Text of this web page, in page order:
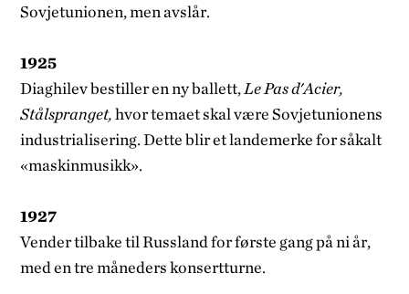
Sovjetunionen, men avslår.
1925
Diaghilev bestiller en ny ballett, Le Pas d'Acier,
Stålspranget,hvor temaet skal være Sovjetunionens
industrialisering. Dette blir et landemerke for såkalt
«maskinmusikk».
1927
Vender tilbake til Russland for første gang på ni år,
med en tre måneders konsertturne.